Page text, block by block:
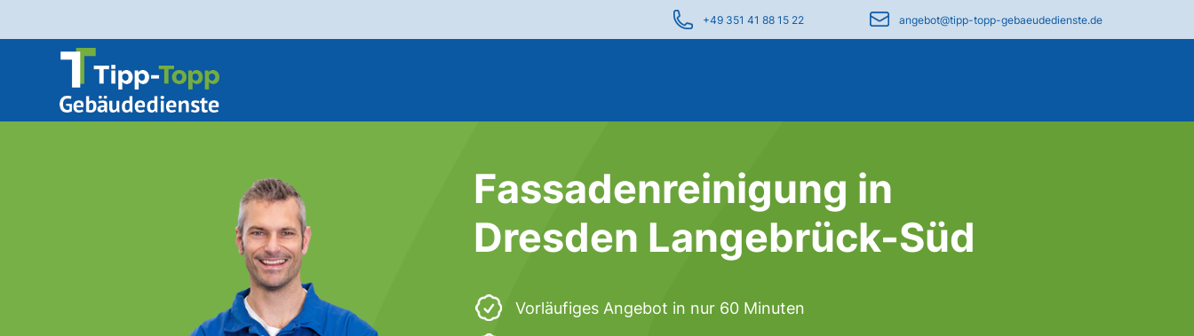
+49 351 41 88 15 22 angebot@tipp-topp-gebaeudedienste.de
Fassadenreinigung in
Dresden Langebrück-Süd
Vorläufiges Angebot in nur 60 Minuten